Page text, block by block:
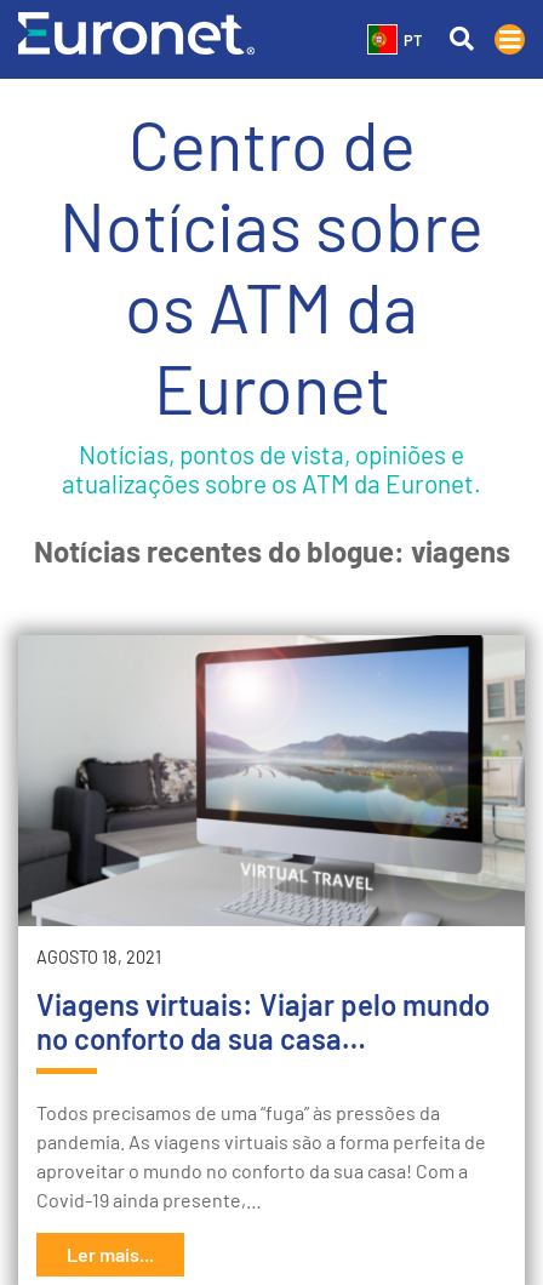
PT
Centro de
Notícias sobre
os ATM da
Euronet
Notícias, pontos de vista, opiniões e
atualizações sobre os ATM da Euronet.
Notícias recentes do blogue: viagens
AGOSTO 18, 2021
Viagens virtuais: Viajar pelo mundo
no conforto da sua casa…
Todos precisamos de uma “fuga” às pressões da
pandemia. As viagens virtuais são a forma perfeita de
aproveitar o mundo no conforto da sua casa! Com a
Covid-19 ainda presente,…
Ler mais...